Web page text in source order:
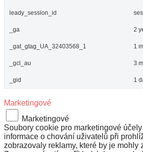
leady_session_id
_ga 2
_gat_gtag_UA_32403568_1 1
_gcl_au 3
_gid 1
Marketingové
Marketingové
Soubory cookie pro marketingové
informace o chování uživatelů při
zobrazovaly reklamy, které by je mohly